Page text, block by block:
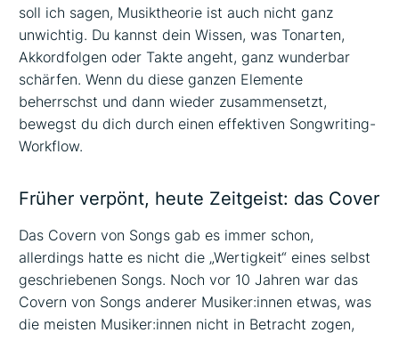
soll ich sagen, Musiktheorie ist auch nicht ganz
unwichtig. Du kannst dein Wissen, was Tonarten,
Akkordfolgen oder Takte angeht, ganz wunderbar
schärfen. Wenn du diese ganzen Elemente
beherrschst und dann wieder zusammensetzt,
bewegst du dich durch einen effektiven Songwriting-
Workflow.
Früher verpönt, heute Zeitgeist: das Cover
Das Covern von Songs gab es immer schon,
allerdings hatte es nicht die „Wertigkeit“ eines selbst
geschriebenen Songs. Noch vor 10 Jahren war das
Covern von Songs anderer Musiker:innen etwas, was
die meisten Musiker:innen nicht in Betracht zogen,